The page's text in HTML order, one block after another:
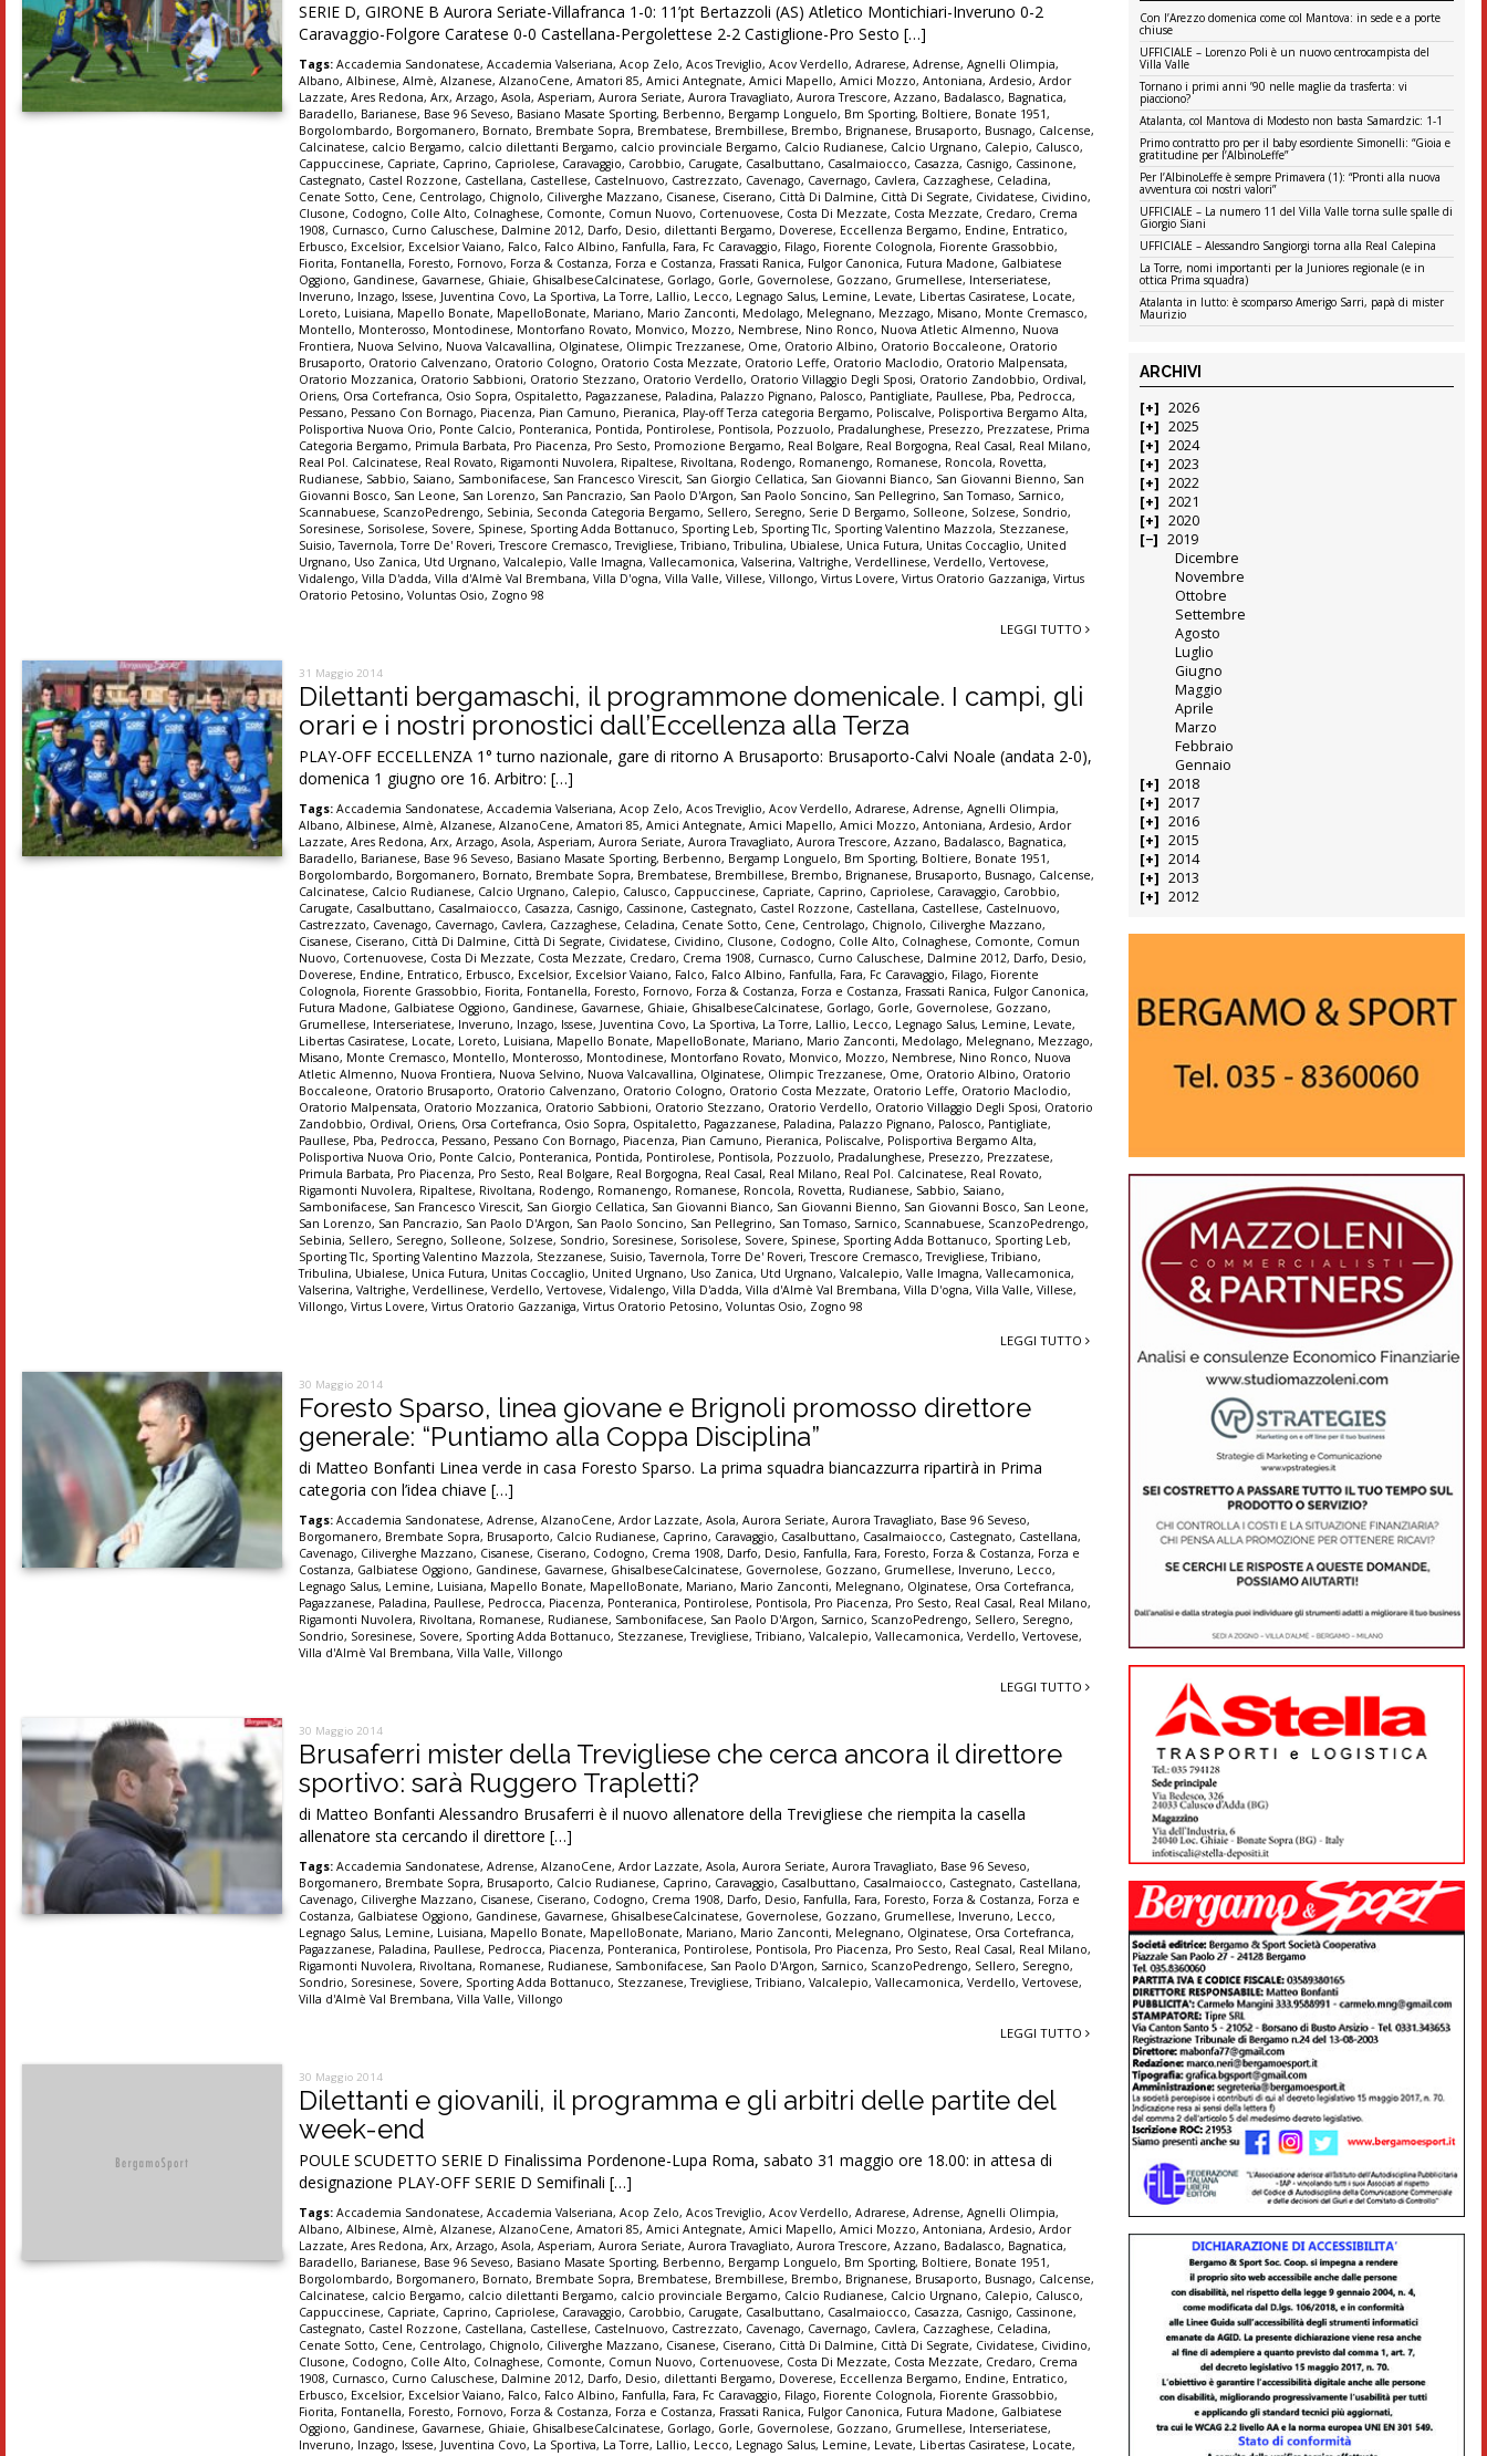
SERIE D, GIRONE B Aurora Seriate-Villafranca 1-0: 11’pt Bertazzoli (AS) Atletico Montichiari-Inveruno 0-2
Caravaggio-Folgore Caratese 0-0 Castellana-Pergolettese 2-2 Castiglione-Pro Sesto […]
Tags: Accademia Sandonatese,Accademia Valseriana,Acop Zelo,Acos Treviglio,Acov Verdello,Adrarese,Adrense,Agnelli Olimpia,
Albano,Albinese,Almè,Alzanese,AlzanoCene,Amatori 85,Amici Antegnate,Amici Mapello,Amici Mozzo,Antoniana,Ardesio,Ardor
Lazzate,Ares Redona,Arx,Arzago,Asola,Asperiam,Aurora Seriate,Aurora Travagliato,Aurora Trescore,Azzano, Badalasco, Bagnatica,
Baradello, Barianese, Base 96 Seveso, Basiano Masate Sporting, Berbenno, Bergamp Longuelo, Bm Sporting, Boltiere, Bonate 1951,
Borgolombardo, Borgomanero, Bornato, Brembate Sopra, Brembatese, Brembillese, Brembo, Brignanese, Brusaporto, Busnago, Calcense,
Calcinatese, calcio Bergamo, calcio dilettanti Bergamo, calcio provinciale Bergamo, Calcio Rudianese, Calcio Urgnano, Calepio, Calusco,
Cappuccinese, Capriate, Caprino, Capriolese, Caravaggio, Carobbio, Carugate, Casalbuttano, Casalmaiocco, Casazza, Casnigo, Cassinone,
Castegnato, Castel Rozzone, Castellana, Castellese, Castelnuovo, Castrezzato, Cavenago, Cavernago, Cavlera, Cazzaghese, Celadina,
Cenate Sotto, Cene, Centrolago, Chignolo, Ciliverghe Mazzano, Cisanese, Ciserano, Città Di Dalmine, Città Di Segrate, Cividatese, Cividino,
Clusone, Codogno, Colle Alto, Colnaghese, Comonte, Comun Nuovo, Cortenuovese, Costa Di Mezzate, Costa Mezzate, Credaro, Crema
1908, Curnasco, Curno Caluschese, Dalmine 2012, Darfo, Desio, dilettanti Bergamo, Doverese, Eccellenza Bergamo, Endine, Entratico,
Erbusco, Excelsior, Excelsior Vaiano, Falco, Falco Albino, Fanfulla, Fara, Fc Caravaggio, Filago, Fiorente Colognola, Fiorente Grassobbio,
Fiorita, Fontanella, Foresto, Fornovo, Forza & Costanza, Forza e Costanza, Frassati Ranica, Fulgor Canonica, Futura Madone, Galbiatese
Oggiono, Gandinese, Gavarnese, Ghiaie, GhisalbeseCalcinatese, Gorlago, Gorle, Governolese, Gozzano, Grumellese, Interseriatese,
Inveruno, Inzago, Issese, Juventina Covo, La Sportiva, La Torre, Lallio, Lecco, Legnago Salus, Lemine, Levate, Libertas Casiratese, Locate,
Loreto, Luisiana, Mapello Bonate, MapelloBonate, Mariano, Mario Zanconti, Medolago, Melegnano, Mezzago, Misano, Monte Cremasco,
Montello, Monterosso, Montodinese, Montorfano Rovato, Monvico, Mozzo, Nembrese, Nino Ronco, Nuova Atletic Almenno, Nuova
Frontiera, Nuova Selvino, Nuova Valcavallina, Olginatese, Olimpic Trezzanese, Ome, Oratorio Albino, Oratorio Boccaleone, Oratorio
Brusaporto, Oratorio Calvenzano, Oratorio Cologno, Oratorio Costa Mezzate, Oratorio Leffe, Oratorio Maclodio, Oratorio Malpensata,
Oratorio Mozzanica, Oratorio Sabbioni, Oratorio Stezzano, Oratorio Verdello, Oratorio Villaggio Degli Sposi, Oratorio Zandobbio, Ordival,
Oriens, Orsa Cortefranca, Osio Sopra, Ospitaletto, Pagazzanese, Paladina, Palazzo Pignano, Palosco, Pantigliate, Paullese, Pba, Pedrocca,
Pessano, Pessano Con Bornago, Piacenza, Pian Camuno, Pieranica, Play-off Terza categoria Bergamo, Poliscalve, Polisportiva Bergamo Alta,
Polisportiva Nuova Orio, Ponte Calcio, Ponteranica, Pontida, Pontirolese, Pontisola, Pozzuolo, Pradalunghese, Presezzo, Prezzatese, Prima
Categoria Bergamo, Primula Barbata, Pro Piacenza, Pro Sesto, Promozione Bergamo, Real Bolgare, Real Borgogna, Real Casal, Real Milano,
Real Pol. Calcinatese, Real Rovato, Rigamonti Nuvolera, Ripaltese, Rivoltana, Rodengo, Romanengo, Romanese, Roncola, Rovetta,
Rudianese, Sabbio, Saiano, Sambonifacese, San Francesco Virescit, San Giorgio Cellatica, San Giovanni Bianco, San Giovanni Bienno, San
Giovanni Bosco, San Leone, San Lorenzo, San Pancrazio, San Paolo D'Argon, San Paolo Soncino, San Pellegrino, San Tomaso, Sarnico,
Scannabuese, ScanzoPedrengo, Sebinia, Seconda Categoria Bergamo, Sellero, Seregno, Serie D Bergamo, Solleone, Solzese, Sondrio,
Soresinese, Sorisolese, Sovere, Spinese, Sporting Adda Bottanuco, Sporting Leb, Sporting Tlc, Sporting Valentino Mazzola, Stezzanese,
Suisio,Tavernola,Torre De' Roveri,Trescore Cremasco,Trevigliese,Tribiano,Tribulina, Ubialese, Unica Futura, Unitas Coccaglio, United
Urgnano, Uso Zanica, Utd Urgnano,Valcalepio,Valle Imagna,Vallecamonica,Valserina,Valtrighe,Verdellinese,Verdello,Vertovese,
Vidalengo,Villa D'adda,Villa d'Almè Val Brembana,Villa D'ogna,Villa Valle,Villese,Villongo,Virtus Lovere,Virtus Oratorio Gazzaniga,Virtus
Oratorio Petosino,Voluntas Osio, Zogno 98
LEGGI TUTTO
31 Maggio 2014
Dilettanti bergamaschi, il programmone domenicale. I campi, gli
orari e i nostri pronostici dall’Eccellenza alla Terza
PLAY-OFF ECCELLENZA 1° turno nazionale, gare di ritorno A Brusaporto: Brusaporto-Calvi Noale (andata 2-0),
domenica 1 giugno ore 16. Arbitro: […]
Tags: Accademia Sandonatese,Accademia Valseriana,Acop Zelo,Acos Treviglio,Acov Verdello,Adrarese,Adrense,Agnelli Olimpia,
Albano,Albinese,Almè,Alzanese,AlzanoCene,Amatori 85,Amici Antegnate,Amici Mapello,Amici Mozzo,Antoniana,Ardesio,Ardor
Lazzate,Ares Redona,Arx,Arzago,Asola,Asperiam,Aurora Seriate,Aurora Travagliato,Aurora Trescore,Azzano, Badalasco, Bagnatica,
Baradello, Barianese, Base 96 Seveso, Basiano Masate Sporting, Berbenno, Bergamp Longuelo, Bm Sporting, Boltiere, Bonate 1951,
Borgolombardo, Borgomanero, Bornato, Brembate Sopra, Brembatese, Brembillese, Brembo, Brignanese, Brusaporto, Busnago, Calcense,
Calcinatese, Calcio Rudianese, Calcio Urgnano, Calepio, Calusco, Cappuccinese, Capriate, Caprino, Capriolese, Caravaggio, Carobbio,
Carugate, Casalbuttano, Casalmaiocco, Casazza, Casnigo, Cassinone, Castegnato, Castel Rozzone, Castellana, Castellese, Castelnuovo,
Castrezzato, Cavenago, Cavernago, Cavlera, Cazzaghese, Celadina, Cenate Sotto, Cene, Centrolago, Chignolo, Ciliverghe Mazzano,
Cisanese, Ciserano, Città Di Dalmine, Città Di Segrate, Cividatese, Cividino, Clusone, Codogno, Colle Alto, Colnaghese, Comonte, Comun
Nuovo, Cortenuovese, Costa Di Mezzate, Costa Mezzate, Credaro, Crema 1908, Curnasco, Curno Caluschese, Dalmine 2012, Darfo, Desio,
Doverese, Endine, Entratico, Erbusco, Excelsior, Excelsior Vaiano, Falco, Falco Albino, Fanfulla, Fara, Fc Caravaggio, Filago, Fiorente
Colognola, Fiorente Grassobbio, Fiorita, Fontanella, Foresto, Fornovo, Forza & Costanza, Forza e Costanza, Frassati Ranica, Fulgor Canonica,
Futura Madone, Galbiatese Oggiono, Gandinese, Gavarnese, Ghiaie, GhisalbeseCalcinatese, Gorlago, Gorle, Governolese, Gozzano,
Grumellese, Interseriatese, Inveruno, Inzago, Issese, Juventina Covo, La Sportiva, La Torre, Lallio, Lecco, Legnago Salus, Lemine, Levate,
Libertas Casiratese, Locate, Loreto, Luisiana, Mapello Bonate, MapelloBonate, Mariano, Mario Zanconti, Medolago, Melegnano, Mezzago,
Misano, Monte Cremasco, Montello, Monterosso, Montodinese, Montorfano Rovato, Monvico, Mozzo, Nembrese, Nino Ronco, Nuova
Atletic Almenno, Nuova Frontiera, Nuova Selvino, Nuova Valcavallina, Olginatese, Olimpic Trezzanese, Ome, Oratorio Albino, Oratorio
Boccaleone, Oratorio Brusaporto, Oratorio Calvenzano, Oratorio Cologno, Oratorio Costa Mezzate, Oratorio Leffe, Oratorio Maclodio,
Oratorio Malpensata, Oratorio Mozzanica, Oratorio Sabbioni, Oratorio Stezzano, Oratorio Verdello, Oratorio Villaggio Degli Sposi, Oratorio
Zandobbio, Ordival, Oriens, Orsa Cortefranca, Osio Sopra, Ospitaletto, Pagazzanese, Paladina, Palazzo Pignano, Palosco, Pantigliate,
Paullese, Pba, Pedrocca, Pessano, Pessano Con Bornago, Piacenza, Pian Camuno, Pieranica, Poliscalve, Polisportiva Bergamo Alta,
Polisportiva Nuova Orio, Ponte Calcio, Ponteranica, Pontida, Pontirolese, Pontisola, Pozzuolo, Pradalunghese, Presezzo, Prezzatese,
Primula Barbata, Pro Piacenza, Pro Sesto, Real Bolgare, Real Borgogna, Real Casal, Real Milano, Real Pol. Calcinatese, Real Rovato,
Rigamonti Nuvolera, Ripaltese, Rivoltana, Rodengo, Romanengo, Romanese, Roncola, Rovetta, Rudianese, Sabbio, Saiano,
Sambonifacese, San Francesco Virescit, San Giorgio Cellatica, San Giovanni Bianco, San Giovanni Bienno, San Giovanni Bosco, San Leone,
San Lorenzo, San Pancrazio, San Paolo D'Argon, San Paolo Soncino, San Pellegrino, San Tomaso, Sarnico, Scannabuese, ScanzoPedrengo,
Sebinia, Sellero, Seregno, Solleone, Solzese, Sondrio, Soresinese, Sorisolese, Sovere, Spinese, Sporting Adda Bottanuco, Sporting Leb,
Sporting Tlc, Sporting Valentino Mazzola, Stezzanese, Suisio,Tavernola,Torre De' Roveri,Trescore Cremasco,Trevigliese,Tribiano,
Tribulina, Ubialese, Unica Futura, Unitas Coccaglio, United Urgnano, Uso Zanica, Utd Urgnano,Valcalepio,Valle Imagna,Vallecamonica,
Valserina,Valtrighe,Verdellinese,Verdello,Vertovese,Vidalengo,Villa D'adda,Villa d'Almè Val Brembana,Villa D'ogna,Villa Valle,Villese,
Villongo,Virtus Lovere,Virtus Oratorio Gazzaniga,Virtus Oratorio Petosino,Voluntas Osio, Zogno 98
LEGGI TUTTO
30 Maggio 2014
Foresto Sparso, linea giovane e Brignoli promosso direttore
generale: “Puntiamo alla Coppa Disciplina”
di Matteo Bonfanti Linea verde in casa Foresto Sparso. La prima squadra biancazzurra ripartirà in Prima
categoria con l’idea chiave […]
Tags: Accademia Sandonatese,Adrense,AlzanoCene,Ardor Lazzate,Asola,Aurora Seriate,Aurora Travagliato, Base 96 Seveso,
Borgomanero, Brembate Sopra, Brusaporto, Calcio Rudianese, Caprino, Caravaggio, Casalbuttano, Casalmaiocco, Castegnato, Castellana,
Cavenago, Ciliverghe Mazzano, Cisanese, Ciserano, Codogno, Crema 1908, Darfo, Desio, Fanfulla, Fara, Foresto, Forza & Costanza, Forza e
Costanza, Galbiatese Oggiono, Gandinese, Gavarnese, GhisalbeseCalcinatese, Governolese, Gozzano, Grumellese, Inveruno, Lecco,
Legnago Salus, Lemine, Luisiana, Mapello Bonate, MapelloBonate, Mariano, Mario Zanconti, Melegnano, Olginatese, Orsa Cortefranca,
Pagazzanese, Paladina, Paullese, Pedrocca, Piacenza, Ponteranica, Pontirolese, Pontisola, Pro Piacenza, Pro Sesto, Real Casal, Real Milano,
Rigamonti Nuvolera, Rivoltana, Romanese, Rudianese, Sambonifacese, San Paolo D'Argon, Sarnico, ScanzoPedrengo, Sellero, Seregno,
Sondrio, Soresinese, Sovere, Sporting Adda Bottanuco, Stezzanese,Trevigliese,Tribiano,Valcalepio,Vallecamonica,Verdello,Vertovese,
Villa d'Almè Val Brembana,Villa Valle,Villongo
LEGGI TUTTO
30 Maggio 2014
Brusaferri mister della Trevigliese che cerca ancora il direttore
sportivo: sarà Ruggero Trapletti?
di Matteo Bonfanti Alessandro Brusaferri è il nuovo allenatore della Trevigliese che riempita la casella
allenatore sta cercando il direttore […]
Tags: Accademia Sandonatese,Adrense,AlzanoCene,Ardor Lazzate,Asola,Aurora Seriate,Aurora Travagliato, Base 96 Seveso,
Borgomanero, Brembate Sopra, Brusaporto, Calcio Rudianese, Caprino, Caravaggio, Casalbuttano, Casalmaiocco, Castegnato, Castellana,
Cavenago, Ciliverghe Mazzano, Cisanese, Ciserano, Codogno, Crema 1908, Darfo, Desio, Fanfulla, Fara, Foresto, Forza & Costanza, Forza e
Costanza, Galbiatese Oggiono, Gandinese, Gavarnese, GhisalbeseCalcinatese, Governolese, Gozzano, Grumellese, Inveruno, Lecco,
Legnago Salus, Lemine, Luisiana, Mapello Bonate, MapelloBonate, Mariano, Mario Zanconti, Melegnano, Olginatese, Orsa Cortefranca,
Pagazzanese, Paladina, Paullese, Pedrocca, Piacenza, Ponteranica, Pontirolese, Pontisola, Pro Piacenza, Pro Sesto, Real Casal, Real Milano,
Rigamonti Nuvolera, Rivoltana, Romanese, Rudianese, Sambonifacese, San Paolo D'Argon, Sarnico, ScanzoPedrengo, Sellero, Seregno,
Sondrio, Soresinese, Sovere, Sporting Adda Bottanuco, Stezzanese,Trevigliese,Tribiano,Valcalepio,Vallecamonica,Verdello,Vertovese,
Villa d'Almè Val Brembana,Villa Valle,Villongo
LEGGI TUTTO
30 Maggio 2014
Dilettanti e giovanili, il programma e gli arbitri delle partite del
week-end
POULE SCUDETTO SERIE D Finalissima Pordenone-Lupa Roma, sabato 31 maggio ore 18.00: in attesa di
designazione PLAY-OFF SERIE D Semifinali […]
Tags: Accademia Sandonatese,Accademia Valseriana,Acop Zelo,Acos Treviglio,Acov Verdello,Adrarese,Adrense,Agnelli Olimpia,
Albano,Albinese,Almè,Alzanese,AlzanoCene,Amatori 85,Amici Antegnate,Amici Mapello,Amici Mozzo,Antoniana,Ardesio,Ardor
Lazzate,Ares Redona,Arx,Arzago,Asola,Asperiam,Aurora Seriate,Aurora Travagliato,Aurora Trescore,Azzano, Badalasco, Bagnatica,
Baradello, Barianese, Base 96 Seveso, Basiano Masate Sporting, Berbenno, Bergamp Longuelo, Bm Sporting, Boltiere, Bonate 1951,
Borgolombardo, Borgomanero, Bornato, Brembate Sopra, Brembatese, Brembillese, Brembo, Brignanese, Brusaporto, Busnago, Calcense,
Calcinatese, calcio Bergamo, calcio dilettanti Bergamo, calcio provinciale Bergamo, Calcio Rudianese, Calcio Urgnano, Calepio, Calusco,
Cappuccinese, Capriate, Caprino, Capriolese, Caravaggio, Carobbio, Carugate, Casalbuttano, Casalmaiocco, Casazza, Casnigo, Cassinone,
Castegnato, Castel Rozzone, Castellana, Castellese, Castelnuovo, Castrezzato, Cavenago, Cavernago, Cavlera, Cazzaghese, Celadina,
Cenate Sotto, Cene, Centrolago, Chignolo, Ciliverghe Mazzano, Cisanese, Ciserano, Città Di Dalmine, Città Di Segrate, Cividatese, Cividino,
Clusone, Codogno, Colle Alto, Colnaghese, Comonte, Comun Nuovo, Cortenuovese, Costa Di Mezzate, Costa Mezzate, Credaro, Crema
1908, Curnasco, Curno Caluschese, Dalmine 2012, Darfo, Desio, dilettanti Bergamo, Doverese, Eccellenza Bergamo, Endine, Entratico,
Erbusco, Excelsior, Excelsior Vaiano, Falco, Falco Albino, Fanfulla, Fara, Fc Caravaggio, Filago, Fiorente Colognola, Fiorente Grassobbio,
Fiorita, Fontanella, Foresto, Fornovo, Forza & Costanza, Forza e Costanza, Frassati Ranica, Fulgor Canonica, Futura Madone, Galbiatese
Oggiono, Gandinese, Gavarnese, Ghiaie, GhisalbeseCalcinatese, Gorlago, Gorle, Governolese, Gozzano, Grumellese, Interseriatese,
Inveruno, Inzago, Issese, Juventina Covo, La Sportiva, La Torre, Lallio, Lecco, Legnago Salus, Lemine, Levate, Libertas Casiratese, Locate,
Con l’Arezzo domenica come col Mantova: in sede e a porte
chiuse
UFFICIALE – Lorenzo Poli è un nuovo centrocampista del
Villa Valle
Tornano i primi anni ’90 nelle maglie da trasferta: vi
piacciono?
Atalanta, col Mantova di Modesto non basta Samardzic: 1-1
Primo contratto pro per il baby esordiente Simonelli: “Gioia e
gratitudine per l’AlbinoLeffe”
Per l’AlbinoLeffe è sempre Primavera (1): “Pronti alla nuova
avventura coi nostri valori”
UFFICIALE – La numero 11 del Villa Valle torna sulle spalle di
Giorgio Siani
UFFICIALE – Alessandro Sangiorgi torna alla Real Calepina
La Torre, nomi importanti per la Juniores regionale (e in
ottica Prima squadra)
Atalanta in lutto: è scomparso Amerigo Sarri, papà di mister
Maurizio
ARCHIVI
2026
2025
2024
2023
2022
2021
2020
2019
Dicembre
Novembre
Ottobre
Settembre
Agosto
Luglio
Giugno
Maggio
Aprile
Marzo
Febbraio
Gennaio
2018
2017
2016
2015
2014
2013
2012